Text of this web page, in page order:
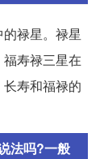
禄星。禄星
寿禄三星在
寿和福禄的
法吗?一般